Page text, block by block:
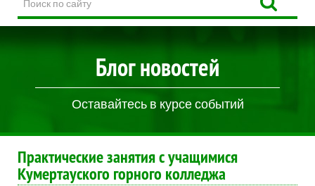
по
сайту
Блог новостей
Оставайтесь в курсе событий
Практические занятия с учащимися
Кумертауского горного колледжа